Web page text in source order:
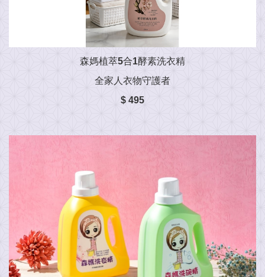
森媽植萃5合1酵素洗衣精
全家人衣物守護者
$ 495